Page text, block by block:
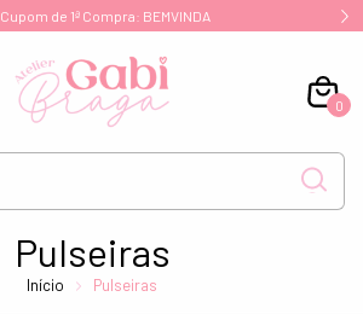
Cupom de 1ª Compra: BEMVINDA
0
Pulseiras
Início Pulseiras